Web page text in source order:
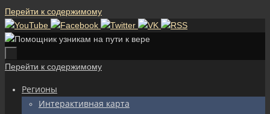
Перейти к содержимому
Перейти к содержимому
Регионы
Интерактивная карта